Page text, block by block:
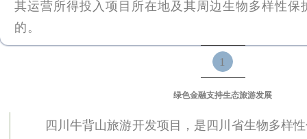
其运营所得投入项目所在地及其周边生物多样性保
的。
1
绿色金融支持生态旅游发展
四川牛背山旅游开发项目，是四川省生物多样